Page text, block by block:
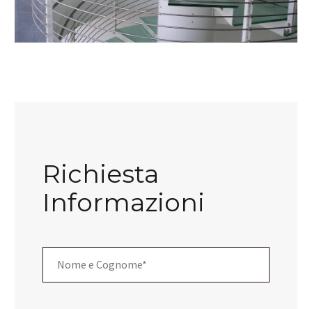
Richiesta
Informazioni